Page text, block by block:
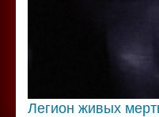
Легион живых